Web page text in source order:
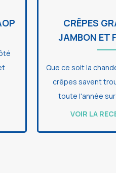
CRÊPES
JAMBON ET
Que ce soit la
crêpes savent
toute l'année
VOIR LA